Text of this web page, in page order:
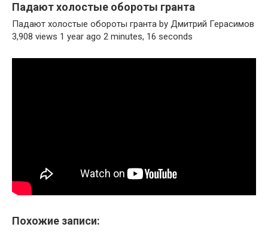
Падают холостые обороты гранта
Падают холостые обороты гранта by Дмитрий Герасимов
3,908 views 1 year ago 2 minutes, 16 seconds
Похожие записи: